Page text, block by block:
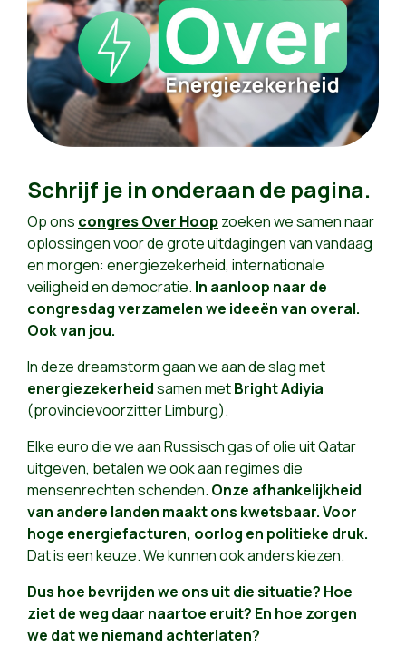
Schrijf je in onderaan de pagina.
Op ons congres Over Hoopzoeken we samen naar
oplossingen voor de grote uitdagingen van vandaag
en morgen: energiezekerheid, internationale
veiligheid en democratie. In aanloop naar de
congresdag verzamelen we ideeën van overal.
Ook van jou.
In deze dreamstorm gaan we aan de slag met
energiezekerheidsamen metBright Adiyia
(provincievoorzitter Limburg).
Elke euro die we aan Russisch gas of olie uit Qatar
uitgeven, betalen we ook aan regimes die
mensenrechten schenden. Onze afhankelijkheid
van andere landen maakt ons kwetsbaar.Voor
hoge energiefacturen, oorlog en politieke druk.
Dat is een keuze. We kunnen ook anders kiezen.
Dus hoe bevrijden we ons uit die situatie? Hoe
ziet de weg daar naartoe eruit? En hoe zorgen
we dat we niemand achterlaten?